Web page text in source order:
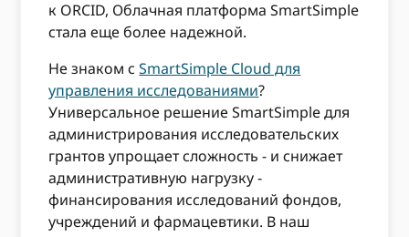
к ORCID, Облачная платформа SmartSimple
стала еще более надежной.
Не знаком сSmartSimple Cloud для
управления исследованиями?
Универсальное решение SmartSimple для
администрирования исследовательских
грантов упрощает сложность - и снижает
административную нагрузку -
финансирования исследований фондов,
учреждений и фармацевтики. В наш